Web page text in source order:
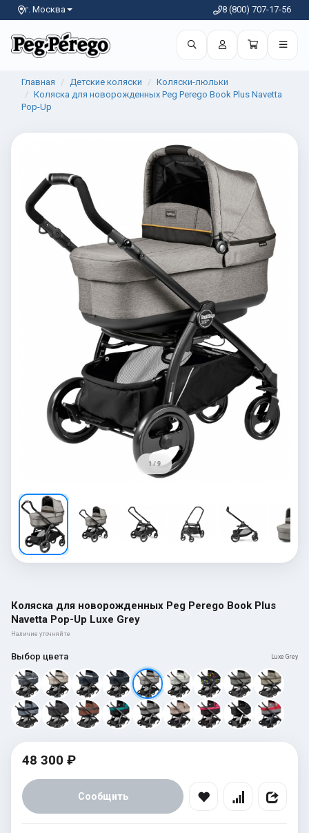
г. Москва 8 (800) 707-17-56
Главная Детские коляски
Коляски-люльки
Коляска для новорожденных Peg Perego Book Plus Navetta
Pop-Up
1 / 9
Коляска для новорожденных Peg Perego Book Plus
Navetta Pop-Up Luxe Grey
Наличие уточняйте
Выбор цвета Luxe Grey
48 300 ₽
Сообщить